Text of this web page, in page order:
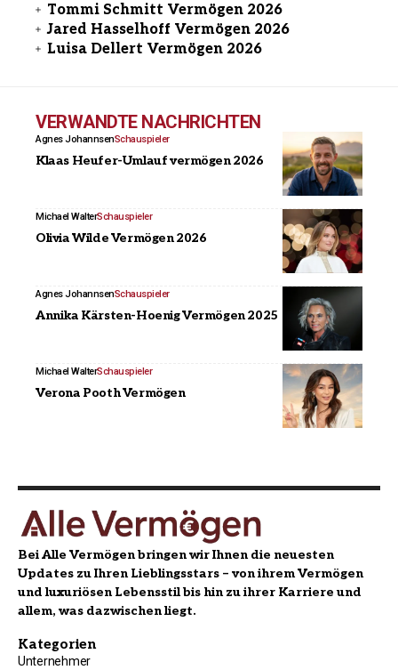
Tommi Schmitt Vermögen 2026
Jared Hasselhoff Vermögen 2026
Luisa Dellert Vermögen 2026
VERWANDTE NACHRICHTEN
Agnes JohannsenSchauspieler
Klaas Heufer-Umlauf vermögen 2026
Michael WalterSchauspieler
Olivia Wilde Vermögen 2026
Agnes JohannsenSchauspieler
Annika Kärsten-Hoenig Vermögen 2025
Michael WalterSchauspieler
Verona Pooth Vermögen
Bei Alle Vermögen bringen wir Ihnen die neuesten
Updates zu Ihren Lieblingsstars – von ihrem Vermögen
und luxuriösen Lebensstil bis hin zu ihrer Karriere und
allem, was dazwischen liegt.
Kategorien
Unternehmer